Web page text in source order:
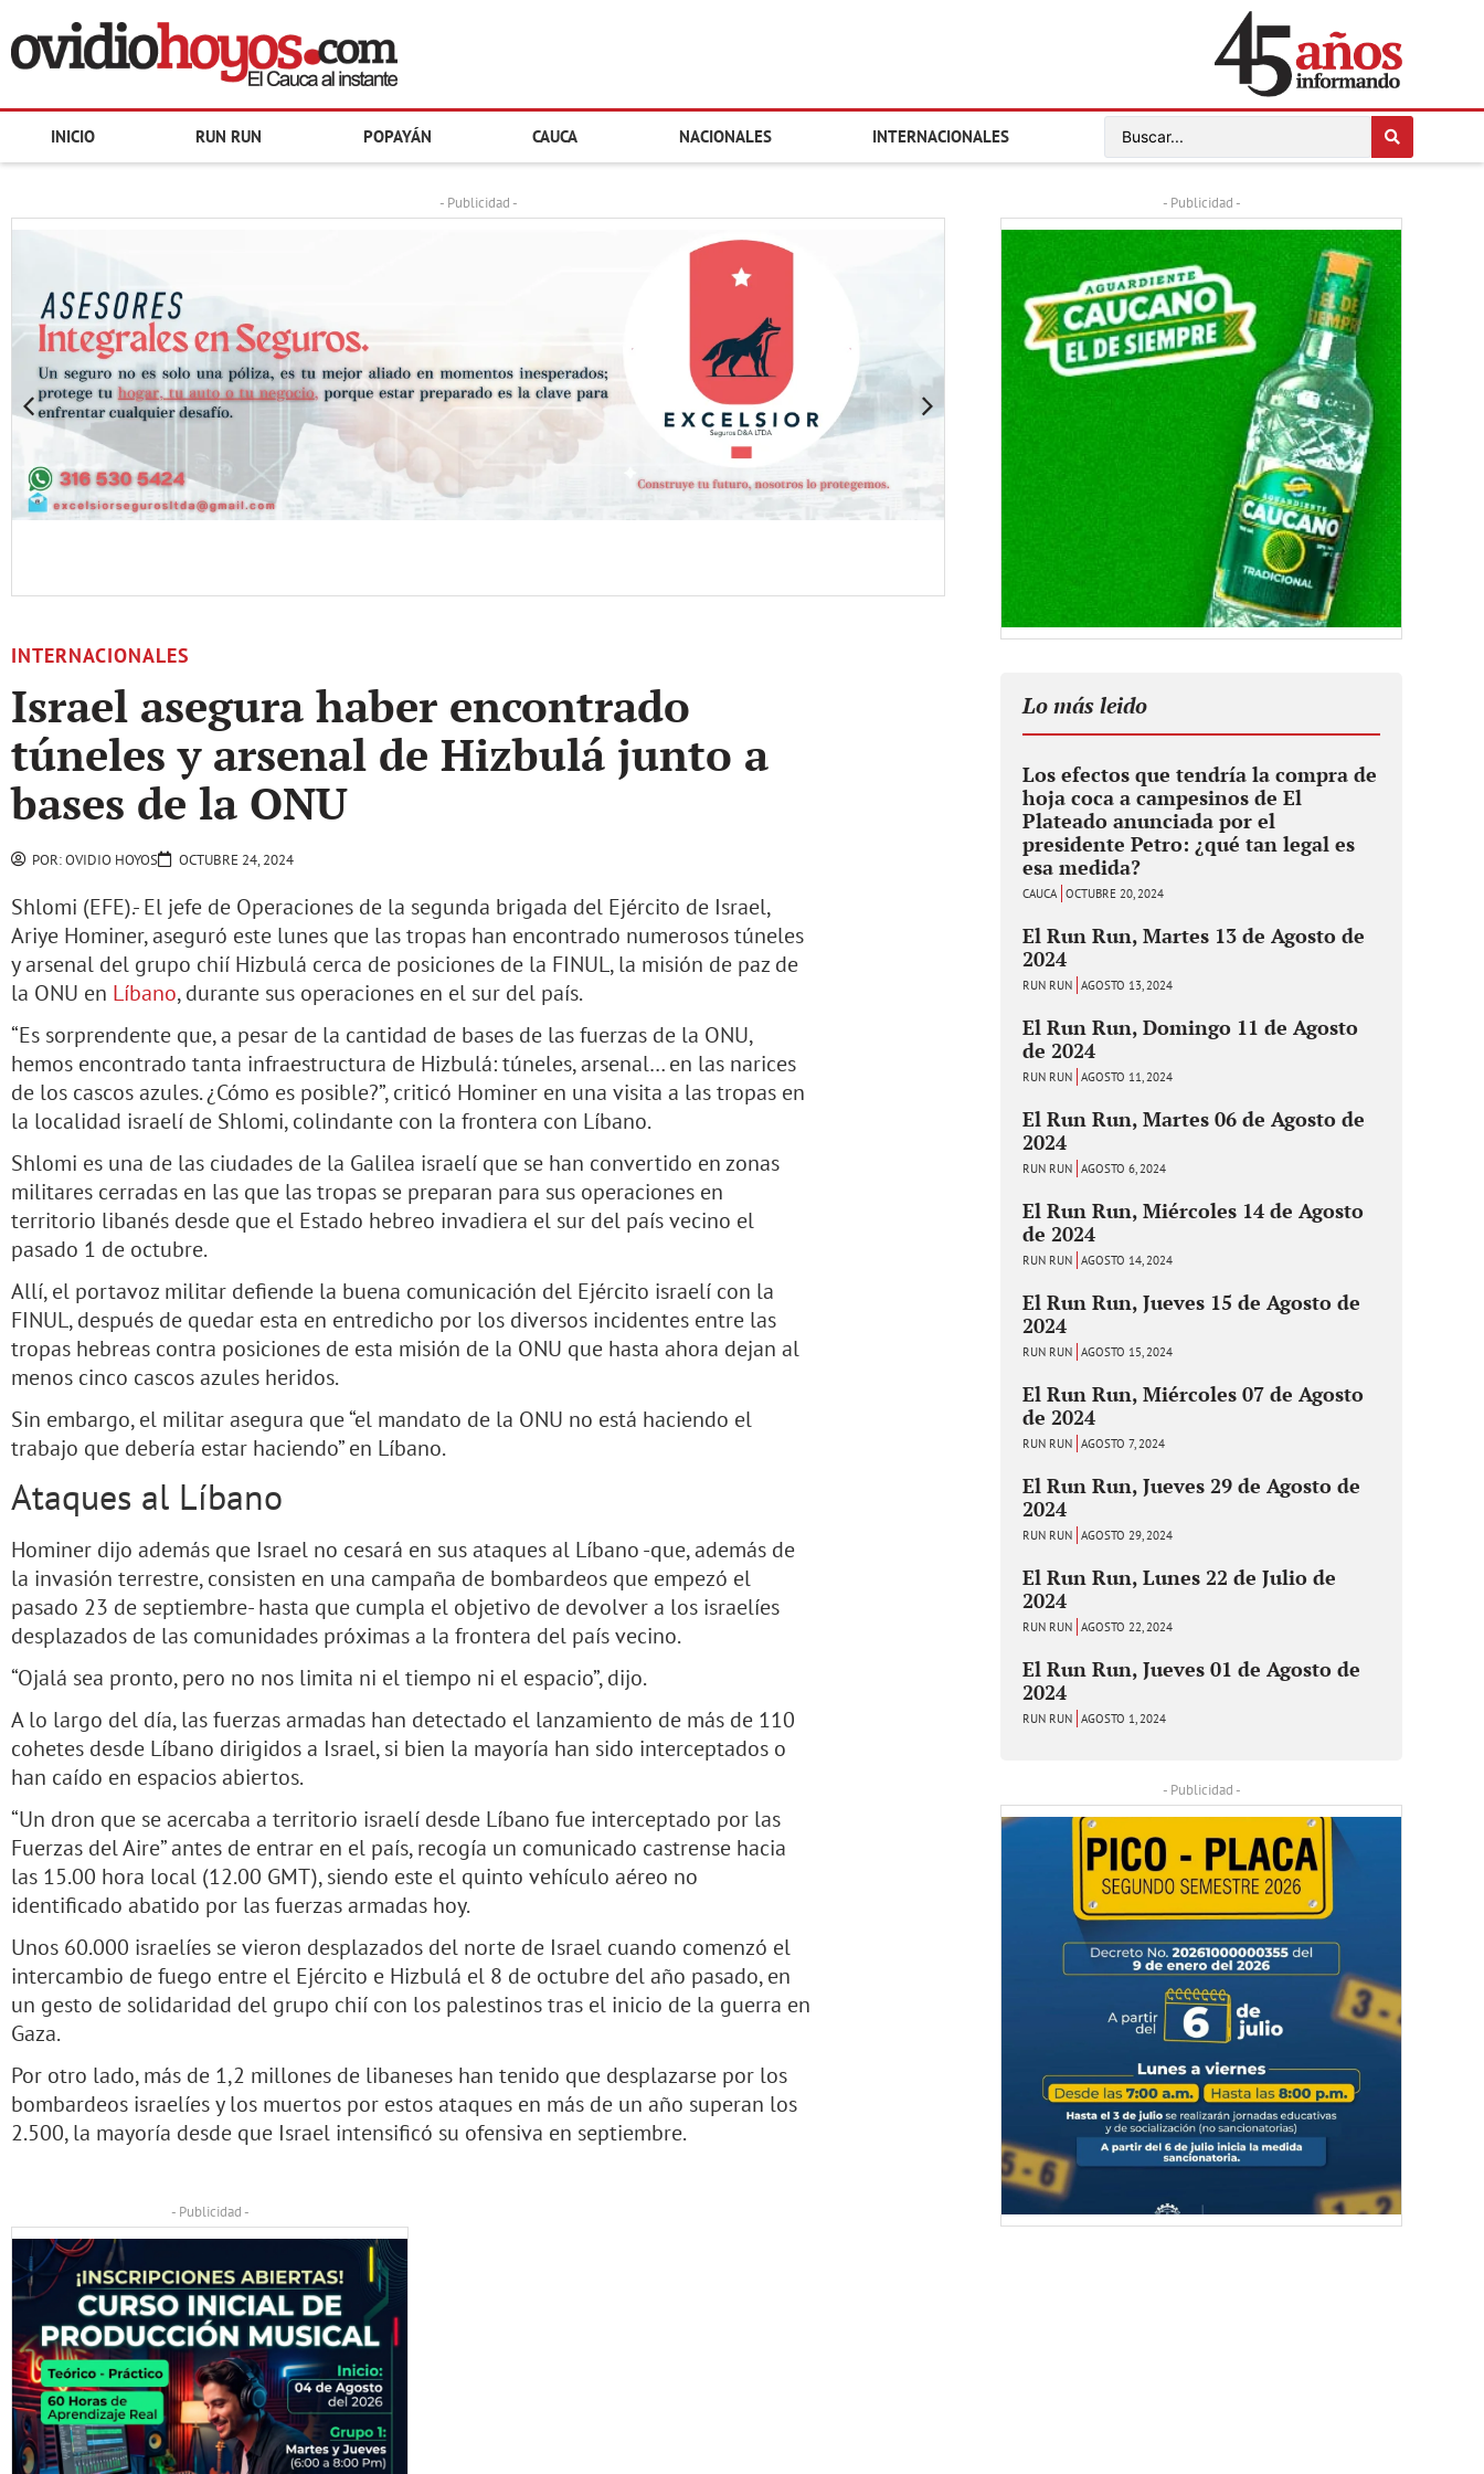
INICIO RUN RUN POPAYÁN CAUCA NACIONALES INTERNACIONALES
- Publicidad -
INTERNACIONALES
Israel asegura haber encontrado
túneles y arsenal de Hizbulá junto a
bases de la ONU
POR:OVIDIO HOYOS OCTUBRE 24, 2024
Shlomi (EFE).- El jefe de Operaciones de la segunda brigada del Ejército de Israel,
Ariye Hominer, aseguró este lunes que las tropas han encontrado numerosos túneles
y arsenal del grupo chií Hizbulá cerca de posiciones de la FINUL, la misión de paz de
la ONU en Líbano, durante sus operaciones en el sur del país.
“Es sorprendente que, a pesar de la cantidad de bases de las fuerzas de la ONU,
hemos encontrado tanta infraestructura de Hizbulá: túneles, arsenal… en las narices
de los cascos azules. ¿Cómo es posible?”, criticó Hominer en una visita a las tropas en
la localidad israelí de Shlomi, colindante con la frontera con Líbano.
Shlomi es una de las ciudades de la Galilea israelí que se han convertido en zonas
militares cerradas en las que las tropas se preparan para sus operaciones en
territorio libanés desde que el Estado hebreo invadiera el sur del país vecino el
pasado 1 de octubre.
Allí, el portavoz militar defiende la buena comunicación del Ejército israelí con la
FINUL, después de quedar esta en entredicho por los diversos incidentes entre las
tropas hebreas contra posiciones de esta misión de la ONU que hasta ahora dejan al
menos cinco cascos azules heridos.
Sin embargo, el militar asegura que “el mandato de la ONU no está haciendo el
trabajo que debería estar haciendo” en Líbano.
Ataques al Líbano
Hominer dijo además que Israel no cesará en sus ataques al Líbano -que, además de
la invasión terrestre, consisten en una campaña de bombardeos que empezó el
pasado 23 de septiembre- hasta que cumpla el objetivo de devolver a los israelíes
desplazados de las comunidades próximas a la frontera del país vecino.
“Ojalá sea pronto, pero no nos limita ni el tiempo ni el espacio”, dijo.
A lo largo del día, las fuerzas armadas han detectado el lanzamiento de más de 110
cohetes desde Líbano dirigidos a Israel, si bien la mayoría han sido interceptados o
han caído en espacios abiertos.
“Un dron que se acercaba a territorio israelí desde Líbano fue interceptado por las
Fuerzas del Aire” antes de entrar en el país, recogía un comunicado castrense hacia
las 15.00 hora local (12.00 GMT), siendo este el quinto vehículo aéreo no
identificado abatido por las fuerzas armadas hoy.
Unos 60.000 israelíes se vieron desplazados del norte de Israel cuando comenzó el
intercambio de fuego entre el Ejército e Hizbulá el 8 de octubre del año pasado, en
un gesto de solidaridad del grupo chií con los palestinos tras el inicio de la guerra en
Gaza.
Por otro lado, más de 1,2 millones de libaneses han tenido que desplazarse por los
bombardeos israelíes y los muertos por estos ataques en más de un año superan los
2.500, la mayoría desde que Israel intensificó su ofensiva en septiembre.
- Publicidad -
- Publicidad -
Lo más leido
Los efectos que tendría la compra de
hoja coca a campesinos de El
Plateado anunciada por el
presidente Petro: ¿qué tan legal es
esa medida?
CAUCA OCTUBRE 20, 2024
El Run Run, Martes 13 de Agosto de
2024
RUN RUN AGOSTO 13, 2024
El Run Run, Domingo 11 de Agosto
de 2024
RUN RUN AGOSTO 11, 2024
El Run Run, Martes 06 de Agosto de
2024
RUN RUN AGOSTO 6, 2024
El Run Run, Miércoles 14 de Agosto
de 2024
RUN RUN AGOSTO 14, 2024
El Run Run, Jueves 15 de Agosto de
2024
RUN RUN AGOSTO 15, 2024
El Run Run, Miércoles 07 de Agosto
de 2024
RUN RUN AGOSTO 7, 2024
El Run Run, Jueves 29 de Agosto de
2024
RUN RUN AGOSTO 29, 2024
El Run Run, Lunes 22 de Julio de
2024
RUN RUN AGOSTO 22, 2024
El Run Run, Jueves 01 de Agosto de
2024
RUN RUN AGOSTO 1, 2024
- Publicidad -